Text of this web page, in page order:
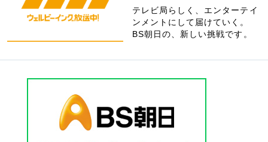
テレビ局らしく、エンターテイ
ンメントにして届けていく。
BS朝日の、新しい挑戦です。